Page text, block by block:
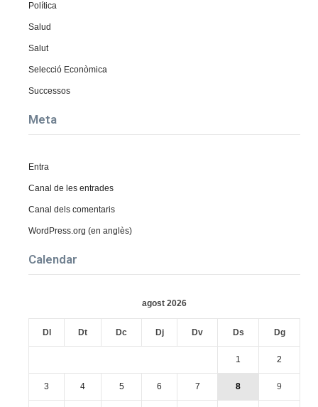
Política
Salud
Salut
Selecció Econòmica
Successos
Meta
Entra
Canal de les entrades
Canal dels comentaris
WordPress.org (en anglès)
Calendar
agost 2026
Dl Dt Dc Dj Dv Ds Dg
1 2
3 4 5 6 7 8 9